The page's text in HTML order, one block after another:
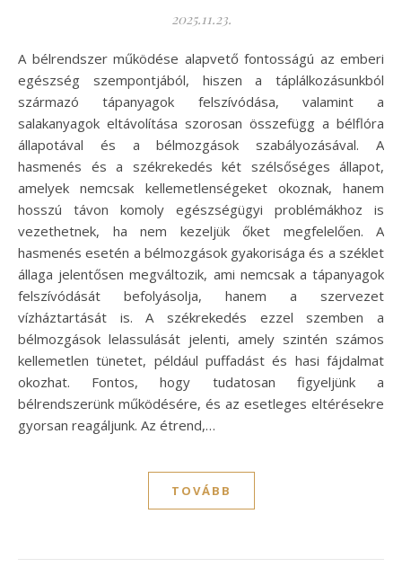
2025.11.23.
A bélrendszer működése alapvető fontosságú az emberi
egészség szempontjából, hiszen a táplálkozásunkból
származó tápanyagok felszívódása, valamint a
salakanyagok eltávolítása szorosan összefügg a bélflóra
állapotával és a bélmozgások szabályozásával. A
hasmenés és a székrekedés két szélsőséges állapot,
amelyek nemcsak kellemetlenségeket okoznak, hanem
hosszú távon komoly egészségügyi problémákhoz is
vezethetnek, ha nem kezeljük őket megfelelően. A
hasmenés esetén a bélmozgások gyakorisága és a széklet
állaga jelentősen megváltozik, ami nemcsak a tápanyagok
felszívódását befolyásolja, hanem a szervezet
vízháztartását is. A székrekedés ezzel szemben a
bélmozgások lelassulását jelenti, amely szintén számos
kellemetlen tünetet, például puffadást és hasi fájdalmat
okozhat. Fontos, hogy tudatosan figyeljünk a
bélrendszerünk működésére, és az esetleges eltérésekre
gyorsan reagáljunk. Az étrend,…
TOVÁBB